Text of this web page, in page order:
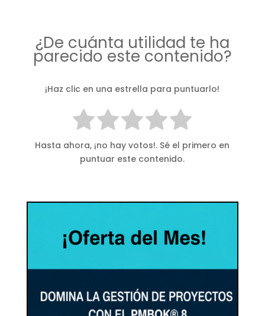
¿De cuánta utilidad te ha
parecido este contenido?
¡Haz clic en una estrella para puntuarlo!
Hasta ahora, ¡no hay votos!. Sé el primero en
puntuar este contenido.